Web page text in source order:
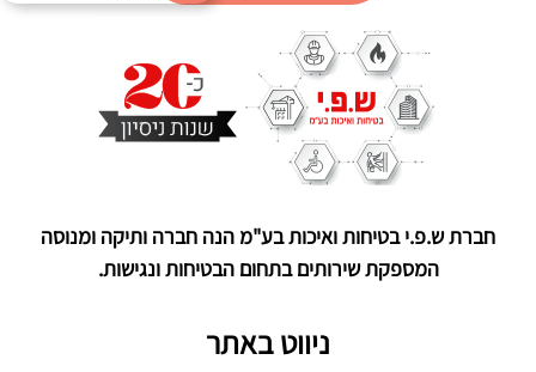
חברת ש.פ.י בטיחות ואיכות בע"מ הנה חברה ותיקה ומנוסה
המספקת שירותים בתחום הבטיחות ונגישות.
ניווט באתר